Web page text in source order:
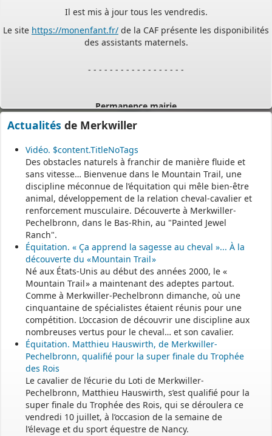
https://monenfant.fr/de la CAF présente les disponibilités
des assistants maternels.
Le secrétariat est fermé le samedi matin.
Une permanence est assurée par le maire, sur rendez-vous.
Actualités de Merkwiller
Vidéo. $content.TitleNoTags
Des obstacles naturels à franchir de manière fluide et
sans vitesse… Bienvenue dans le Mountain Trail, une
discipline méconnue de l’équitation qui mêle bien-être
animal, développement de la relation cheval-cavalier et
renforcement musculaire. Découverte à Merkwiller-
Pechelbronn, dans le Bas-Rhin, au "Painted Jewel
Ranch".
Équitation. « Ça apprend la sagesse au cheval »... À la
découverte du « Mountain Trail »
Né aux États-Unis au début des années 2000, le «
Mountain Trail » a maintenant des adeptes partout.
Comme à Merkwiller-Pechelbronn dimanche, où une
cinquantaine de spécialistes étaient réunis pour une
compétition. L’occasion de découvrir une discipline aux
nombreuses vertus pour le cheval… et son cavalier.
Équitation. Matthieu Hauswirth, de Merkwiller-
Pechelbronn, qualifié pour la super finale du Trophée
des Rois
Le cavalier de l’écurie du Loti de Merkwiller-
Pechelbronn, Matthieu Hauswirth, s’est qualifié pour la
super finale du Trophée des Rois, qui se déroulera ce
vendredi 10 juillet, à l’occasion de la semaine de
l’élevage et du sport équestre de Nancy.